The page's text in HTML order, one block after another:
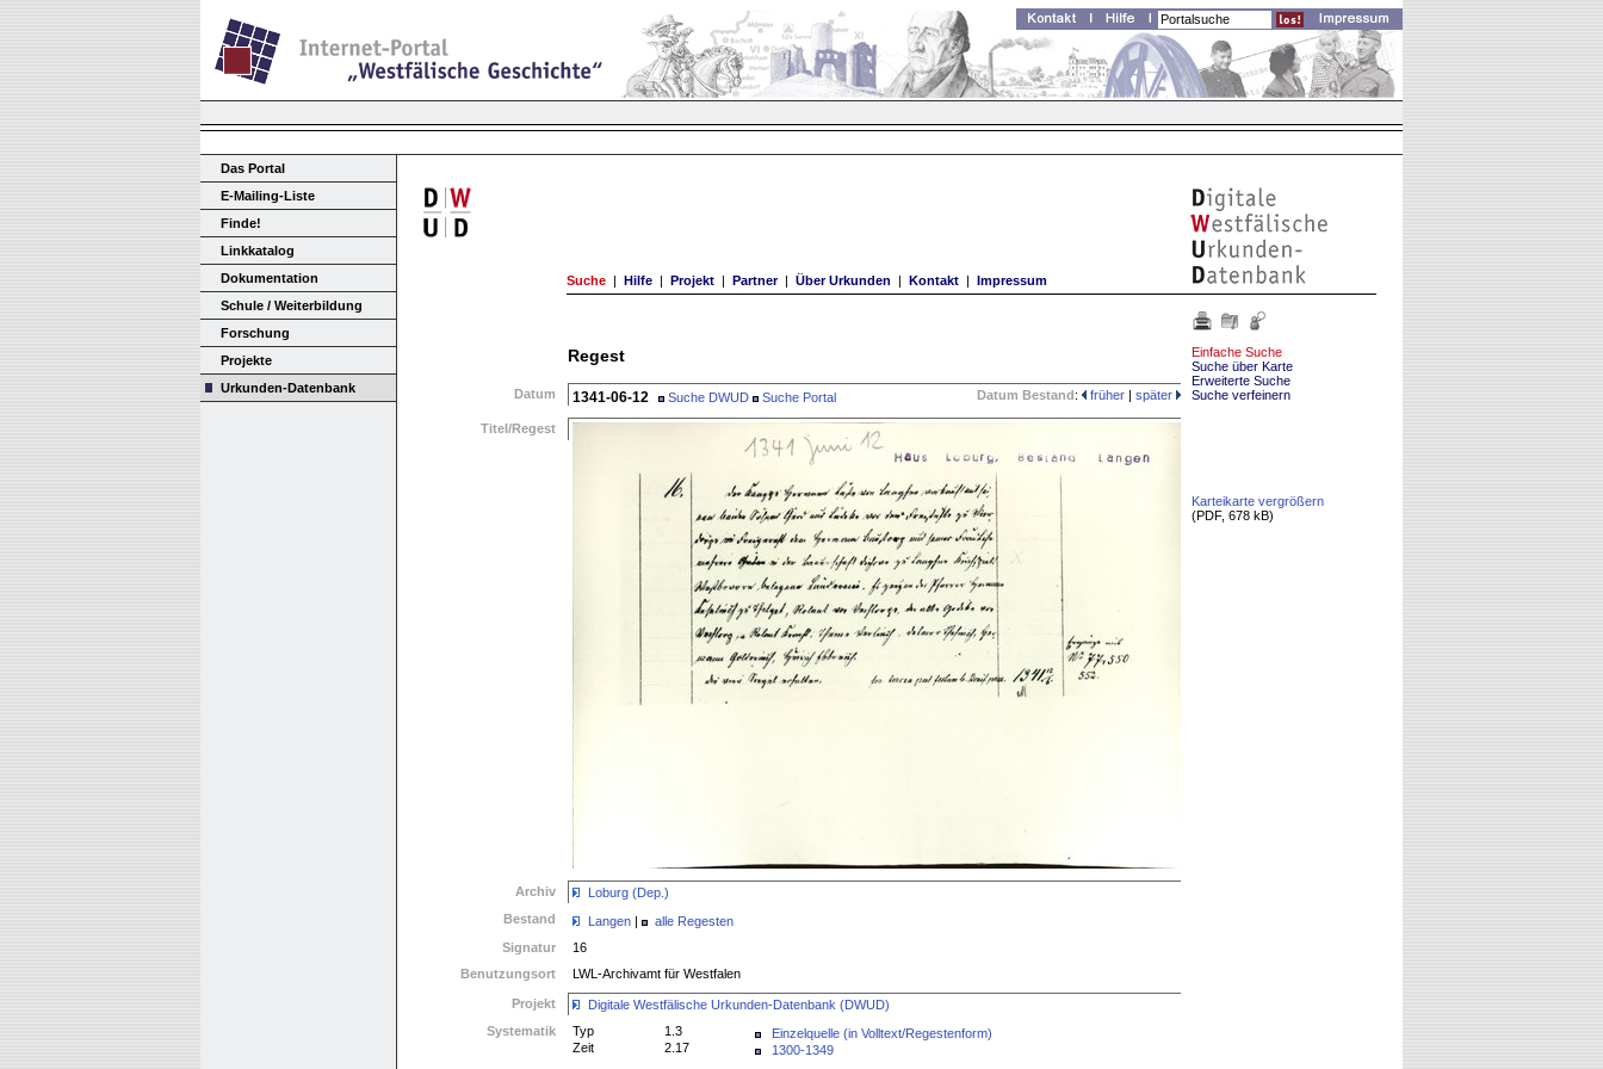
Das Portal
E-Mailing-Liste
Finde!
Linkkatalog
Dokumentation
Schule / Weiterbildung
Forschung
Projekte
Urkunden-Datenbank
Suche | Hilfe | Projekt | Partner | Über Urkunden | Kontakt | Impressum
Regest
Datum 1341-06-12 Suche DWUD Suche Portal Datum Bestand: früher | später
Titel/Regest
Archiv
Loburg (Dep.)
Bestand
Langen |
alle Regesten
Signatur
16
Benutzungsort
LWL-Archivamt für Westfalen
Projekt
Digitale Westfälische Urkunden-Datenbank (DWUD)
Systematik
Typ 1.3
Einzelquelle (in Volltext/Regestenform)
Zeit
2.17
1300-1349
Einfache Suche
Suche über Karte
Erweiterte Suche
Suche verfeinern
Karteikarte vergrößern
(PDF, 678 kB)